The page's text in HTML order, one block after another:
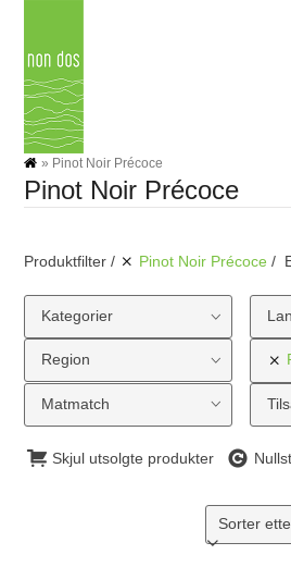
content
» Pinot Noir Précoce
Pinot Noir Précoce
Produktfilter Pinot Noir Précoce
Kategorier
Region
Matmatch
Skjul utsolgte produkter